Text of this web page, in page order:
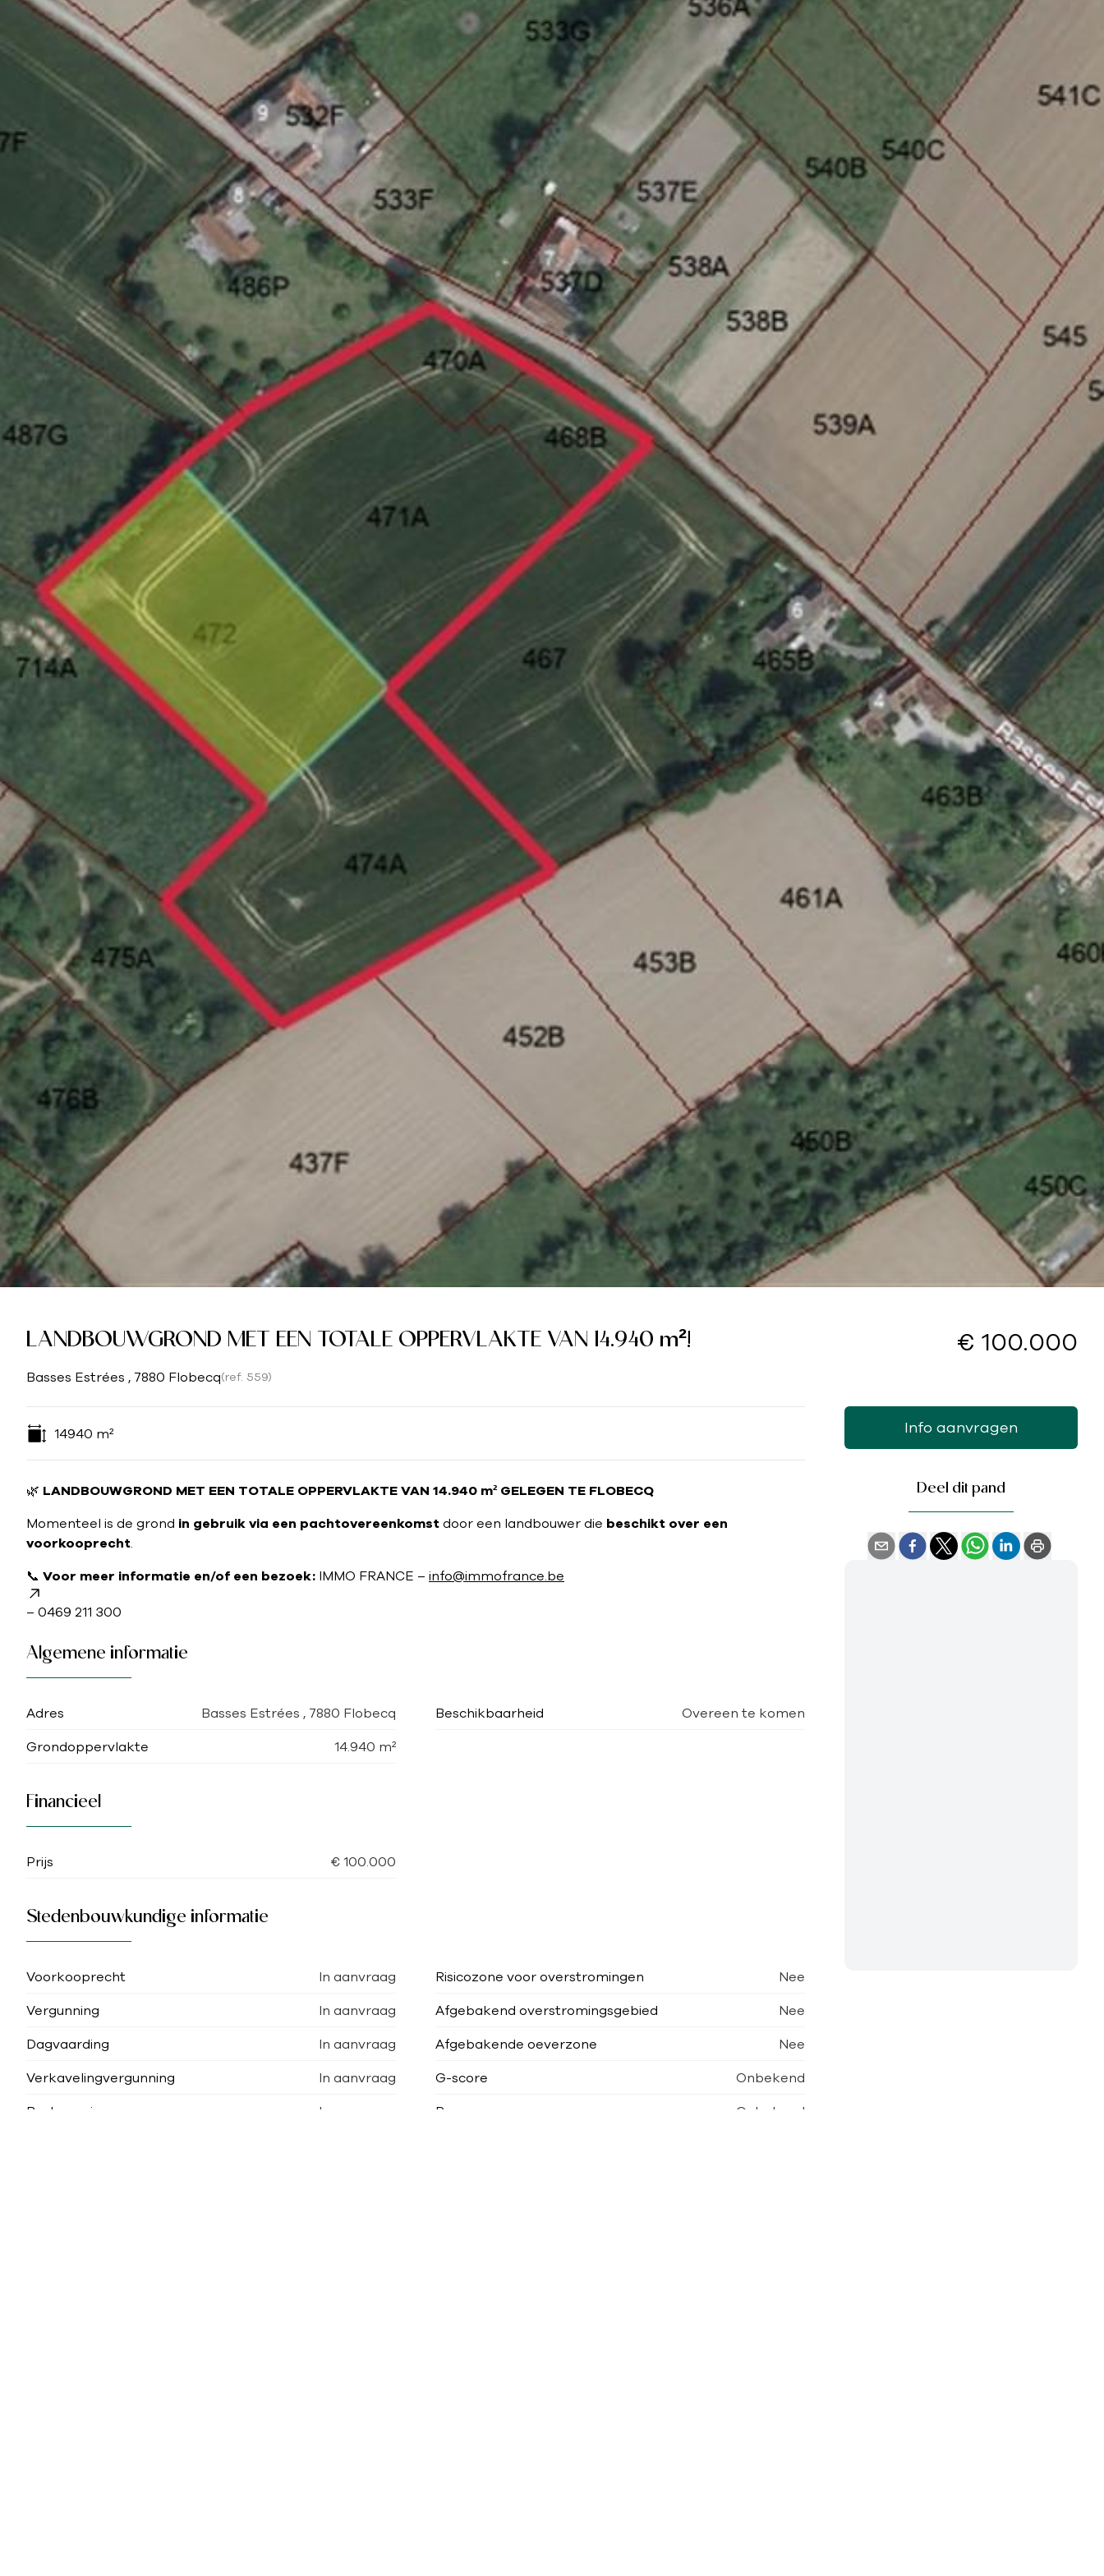
LANDBOUWGROND MET EEN TOTALE OPPERVLAKTE VAN 14.940 m²! € 100.000
Basses Estrées , 7880 Flobecq(ref. 559)
14940 m²
🌿 LANDBOUWGROND MET EEN TOTALE OPPERVLAKTE VAN 14.940 m² GELEGEN TE FLOBECQ
Momenteel is de grond in gebruik via een pachtovereenkomst door een landbouwer die beschikt over een
voorkooprecht
📞 Voor meer informatie en/of een bezoek: IMMO FRANCE – info@immofrance.be
– 0469 211 300
Algemene informatie
Adres Basses Estrées , 7880 Flobecq Beschikbaarheid Overeen te komen
Grondoppervlakte 14.940 m²
Financieel
Prijs € 100.000
Stedenbouwkundige informatie
Voorkooprecht In aanvraag Risicozone voor overstromingen Nee
Vergunning In aanvraag Afgebakend overstromingsgebied Nee
Dagvaarding In aanvraag Afgebakende oeverzone Nee
Verkavelingvergunning In aanvraag G-score Onbekend
Bestemming In aanvraag P-score Onbekend
Info aanvragen
Deel dit pand